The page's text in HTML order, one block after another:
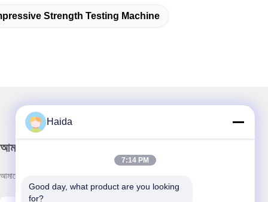
Strength Testing Machine
আমাদের নিউজলেটার
আমাদের নিউজলেটারে সাবস্ক্রাইব করুন এবং আরও অনেক কিছু পেতে পারেন।
Haida
7:14 PM
Good day, what product are you looking
for?